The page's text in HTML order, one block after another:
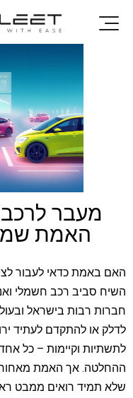
מעבר
האמת
האם באמת כדאי לעבור
השיח סביב רכב חשמלי
חברות רבות בישראל
לדלק או להתקדם לעתיד
לתשתיות וקיימות – כל
ההחלטה. אך האמת
שלא תמיד רואים ממבט